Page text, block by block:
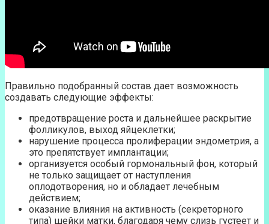
Правильно подобранный состав дает возможность
создавать следующие эффекты:
предотвращение роста и дальнейшее раскрытие
фолликулов, выход яйцеклетки;
нарушение процесса пролиферации эндометрия, а
это препятствует имплантации;
организуется особый гормональный фон, который
не только защищает от наступления
оплодотворения, но и обладает лечебным
действием;
оказание влияния на активность (секреторного
типа) шейки матки, благодаря чему слизь густеет и